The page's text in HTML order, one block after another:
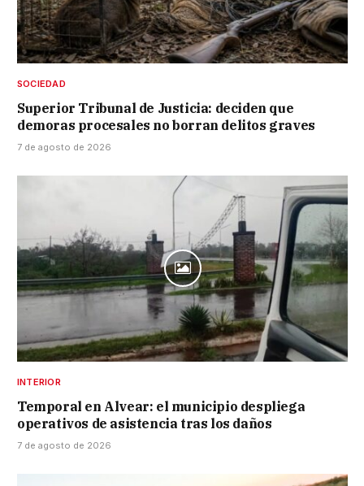
SOCIEDAD
Superior Tribunal de Justicia: deciden que
demoras procesales no borran delitos graves
7 de agosto de 2026
INTERIOR
Temporal en Alvear: el municipio despliega
operativos de asistencia tras los daños
7 de agosto de 2026